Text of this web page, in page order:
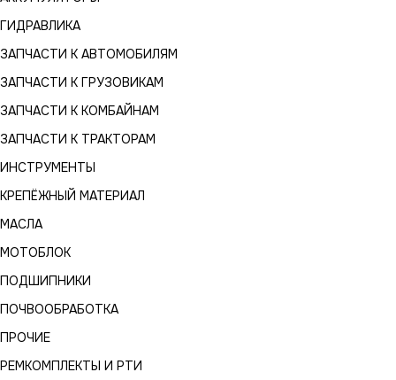
ГИДРАВЛИКА
ЗАПЧАСТИ К АВТОМОБИЛЯМ
ЗАПЧАСТИ К ГРУЗОВИКАМ
ЗАПЧАСТИ К КОМБАЙНАМ
ЗАПЧАСТИ К ТРАКТОРАМ
ИНСТРУМЕНТЫ
КРЕПЁЖНЫЙ МАТЕРИАЛ
МАСЛА
МОТОБЛОК
ПОДШИПНИКИ
ПОЧВООБРАБОТКА
ПРОЧИЕ
РЕМКОМПЛЕКТЫ И РТИ